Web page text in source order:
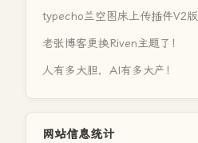
typecho兰空图床上传插件V2版
老张博客更换Riven主题了！
人有多大胆，AI有多大产！
网站信息统计